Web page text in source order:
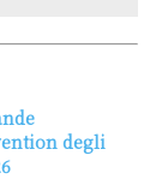
degli